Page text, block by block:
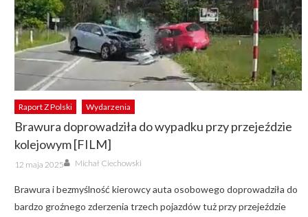
Raport Z Polski Wydarzenia
Brawura doprowadziła do wypadku przy przejeździe
kolejowym [FILM]
Posted
on
12 maja 2025 Author
Michał Ciechowski
Brawura i bezmyślność kierowcy auta osobowego doprowadziła do
bardzo groźnego zderzenia trzech pojazdów tuż przy przejeździe